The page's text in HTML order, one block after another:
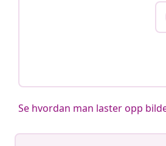
Se hvordan man laster opp